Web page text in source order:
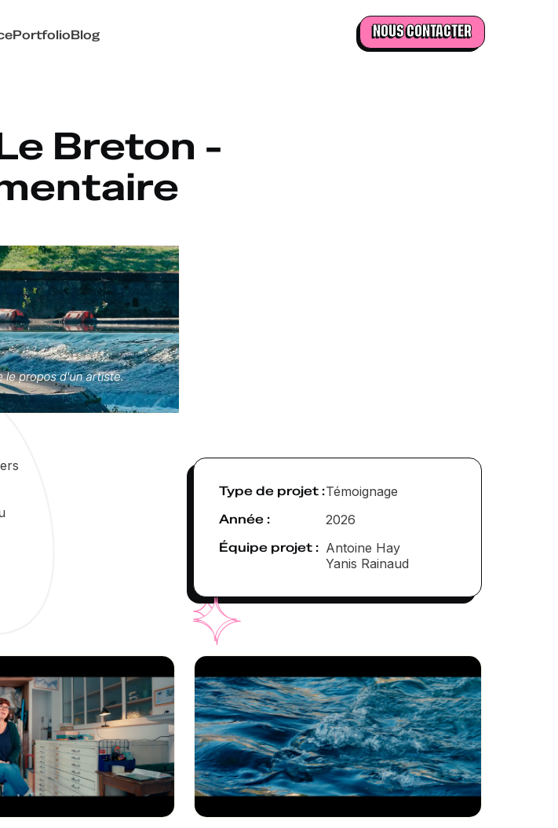
PortfolioBlog NOUS CONTACTER
Breton -
Type de projet :Témoignage
Année : 2026
Équipe projet : Antoine Hay
Yanis Rainaud